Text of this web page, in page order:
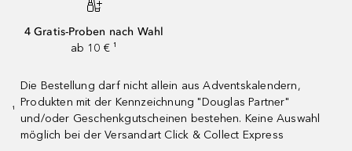
4 Gratis-Proben nach Wahl
ab 10 € ¹
¹
Die Bestellung darf nicht allein aus Adventskalendern,
Produkten mit der Kennzeichnung "Douglas Partner"
und/oder Geschenkgutscheinen bestehen. Keine Auswahl
möglich bei der Versandart Click & Collect Express